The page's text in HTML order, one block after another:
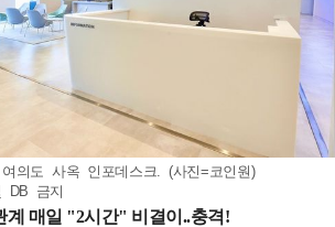
의도 사옥 인포데스크. (사진=코인원)
DB 금지